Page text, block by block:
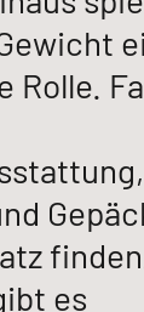
T 6877
T 7057
Rolle.
es